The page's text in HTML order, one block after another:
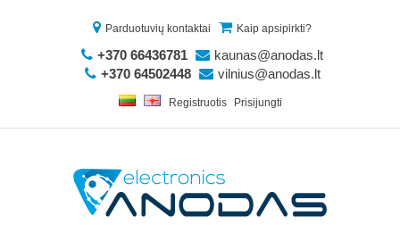
Parduotuvių kontaktai Kaip apsipirkti?
+370 66436781
kaunas@anodas.lt
+370 64502448
vilnius@anodas.lt
Registruotis Prisijungti